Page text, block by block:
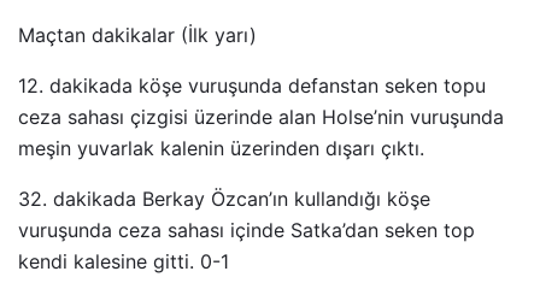
Maçtan dakikalar (İlk yarı)
12. dakikada köşe vuruşunda defanstan seken topu
ceza sahası çizgisi üzerinde alan Holse’nin vuruşunda
meşin yuvarlak kalenin üzerinden dışarı çıktı.
32. dakikada Berkay Özcan’ın kullandığı köşe
vuruşunda ceza sahası içinde Satka’dan seken top
kendi kalesine gitti. 0-1